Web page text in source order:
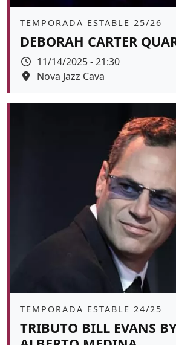
Àmbit
TEMPORADA ESTABLE 25/26
DEBORAH CARTER
Data
11/14/2025 - 21:30
Espai
Nova Jazz Cava
Àmbit
TEMPORADA ESTABLE 24/25
TRIBUTO BILL EVANS